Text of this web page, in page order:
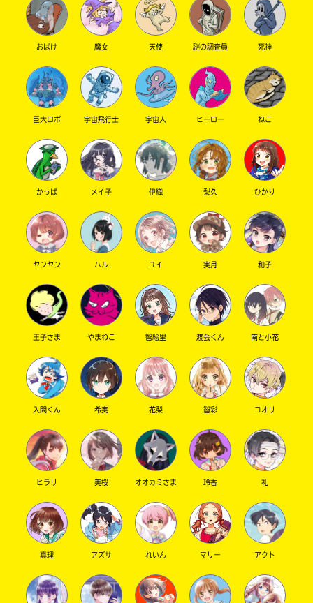
𝐹𝑟𝑒𝑒 𝑡𝑎𝑙𝑘 ‧₊˚ ⊹ ꫂৎ
˚.
夏休みちゅうにがんばった結果がでればいいな
⋱⋰⋱⋰⋱⋰⋱⋰⋱⋰⋱⋰⋱⋰⋱⋰⋱⋰⋱⋰⋱
⋰⋱⋰⋱⋰⋱⋰
𝐾-𝑝𝑜𝑝 𝑡𝑎𝑙𝑘 𓈒 ˖ ࣪ 𝜗𝜚
最近 イズナ にどハマりしています ꒰ᐡ⸝⸝ʚ̴̶̷̷ · ʚ̴̶̷̷⸝⸝꒱
⋱⋰⋱⋰⋱⋰⋱⋰⋱⋰⋱⋰⋱⋰⋱⋰⋱⋰⋱⋰⋱
⋰⋱⋰⋱⋰⋱⋰
𝑅𝑒𝑝𝑙𝑦 𝑎𝑛𝑑 𝐶𝑎𝑙𝑙 𓂂 𓈒 ౨ৎ
✎ܚ 双葉 あおい ㄘԣꩢ
もちろん .ᐟ.ᐟ 大切な友達のたんじょうびだもん
そうなの ꕀ ꕀ .ᐟ.ᐟ
アイリットのメンバー は ぜんいんすごく可愛く
これからは あおちゃん って呼ばせてもらっても
いいかな .ᐣ.ᐣ
それと . ふんいきまねさせてもらってます
✎ܚ 星月夜 あい ㄘԣꩢ
おばけ 魔女 天使 謎の調査員 死神
巨大ロボ 宇宙飛行士 宇宙人 ヒーロー ねこ
かっぱ メイ子 伊織 梨久 ひかり
ヤンヤン ハル ユイ 実月 和子
王子さま やまねこ 智絵里 渡会くん 南と小花
入間くん 希実 花梨 智彩 コオリ
ヒラリ 美桜 オオカミさま 玲香 礼
真理 アズサ れいん マリー アクト